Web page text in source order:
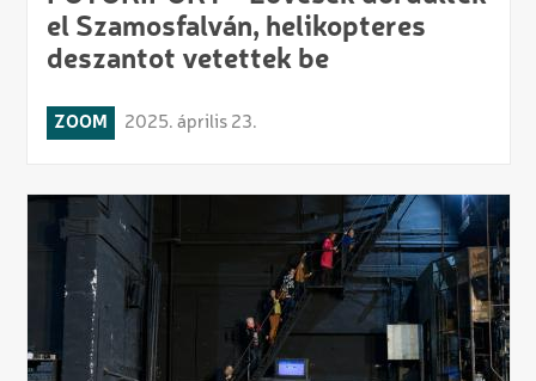
el Szamosfalván, helikopteres
deszantot vetettek be
ZOOM 2025. április 23.